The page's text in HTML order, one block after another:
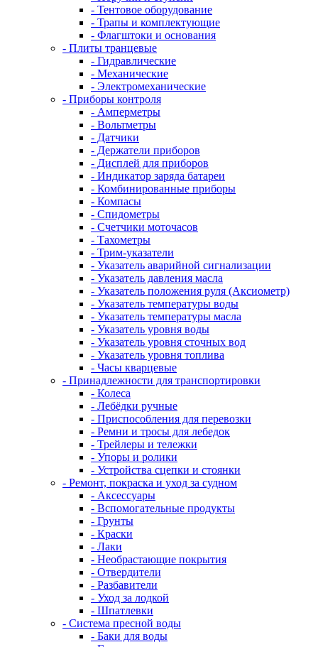
- Тентовое оборудование
- Трапы и комплектующие
- Флагштоки и основания
- Плиты транцевые
- Гидравлические
- Механические
- Электромеханические
- Приборы контроля
- Амперметры
- Вольтметры
- Датчики
- Держатели приборов
- Дисплей для приборов
- Индикатор заряда батареи
- Комбинированные приборы
- Компасы
- Спидометры
- Счетчики моточасов
- Тахометры
- Трим-указатели
- Указатель аварийной сигнализации
- Указатель давления масла
- Указатель положения руля (Аксиометр)
- Указатель температуры воды
- Указатель температуры масла
- Указатель уровня воды
- Указатель уровня сточных вод
- Указатель уровня топлива
- Часы кварцевые
- Принадлежности для транспортировки
- Колеса
- Лебёдки ручные
- Приспособления для перевозки
- Ремни и тросы для лебедок
- Трейлеры и тележки
- Упоры и ролики
- Устройства сцепки и стоянки
- Ремонт, покраска и уход за судном
- Аксессуары
- Вспомогательные продукты
- Грунты
- Краски
- Лаки
- Необрастающие покрытия
- Отвердители
- Разбавители
- Уход за лодкой
- Шпатлевки
- Система пресной воды
- Баки для воды